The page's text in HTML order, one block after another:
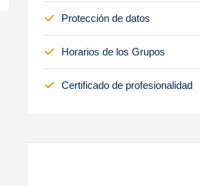
Protección de datos
Horarios de los Grupos
Certificado de profesionalidad